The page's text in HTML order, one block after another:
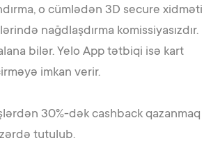
o cümlədən 3D secure xidməti
nağdlaşdırma komissiyasızdır.
bilər. Yelo App tətbiqi isə kart
imkan verir.
30%-dək cashback qazanmaq
tutulub.